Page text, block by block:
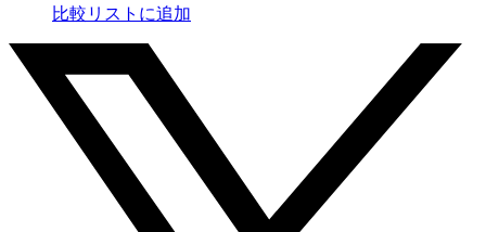
比較リストに追加